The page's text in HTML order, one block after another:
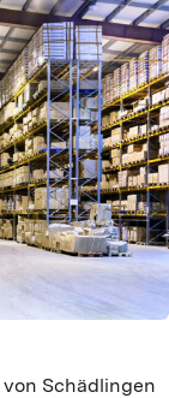
Schädlingen